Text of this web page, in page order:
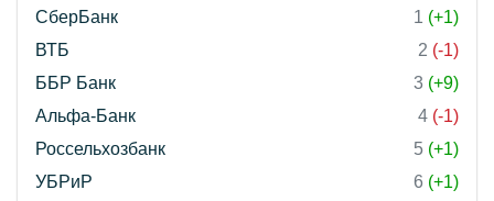
СберБанк 1 (+1)
ВТБ
2 (-1)
ББР Банк
3 (+9)
Альфа-Банк
4 (-1)
Россельхозбанк
5 (+1)
УБРиР
6 (+1)